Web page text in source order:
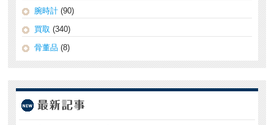
腕時計 (90)
買取 (340)
骨董品 (8)